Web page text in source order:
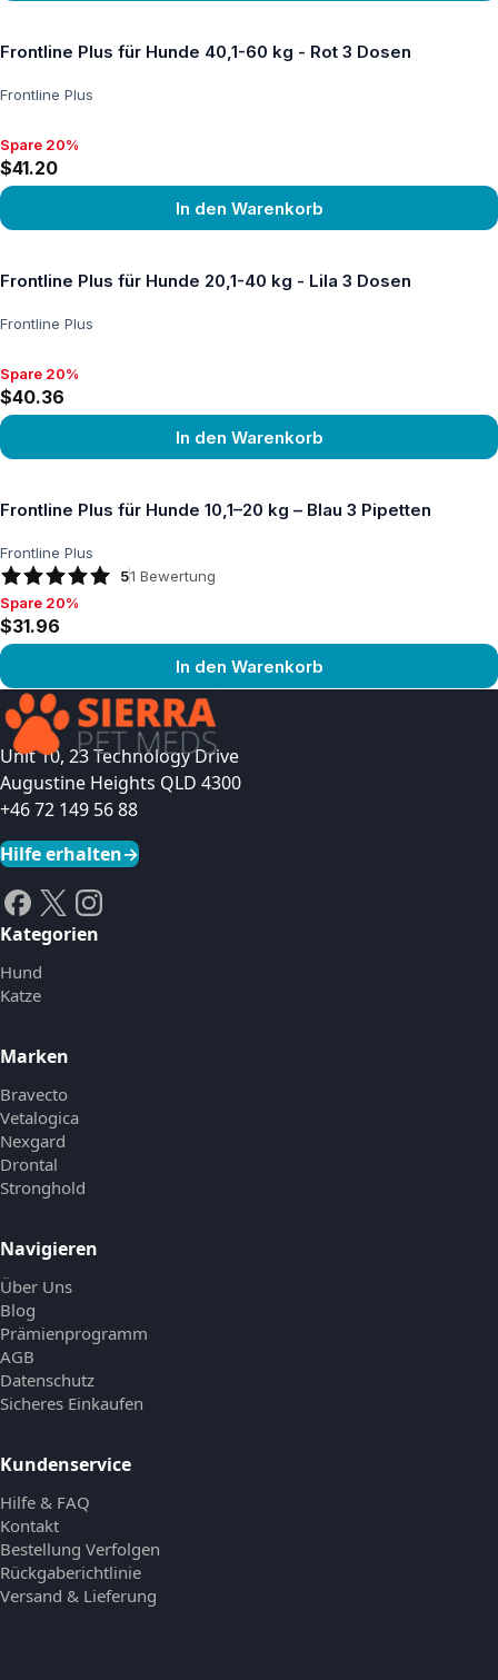
Frontline Plus für Hunde 40,1-60 kg - Rot 3 Dosen
Frontline Plus
Spare 20%, $41.20
Spare 20%
$41.20
In den Warenkorb
Frontline Plus für Hunde 20,1-40 kg - Lila 3 Dosen
Frontline Plus
Spare 20%, $40.36
Spare 20%
$40.36
In den Warenkorb
Frontline Plus für Hunde 10,1–20 kg – Blau 3 Pipetten
Frontline Plus
51 Bewertung
Spare 20%, $31.96
Spare 20%
$31.96
In den Warenkorb
Produkt ansehen
Unit 10, 23 Technology Drive
Augustine Heights QLD 4300
+46 72 149 56 88
Hilfe erhalten→
Kategorien
Hund
Katze
Marken
Bravecto
Vetalogica
Nexgard
Drontal
Stronghold
Navigieren
Über Uns
Blog
Prämienprogramm
AGB
Datenschutz
Sicheres Einkaufen
Kundenservice
Hilfe & FAQ
Kontakt
Bestellung Verfolgen
Rückgaberichtlinie
Versand & Lieferung